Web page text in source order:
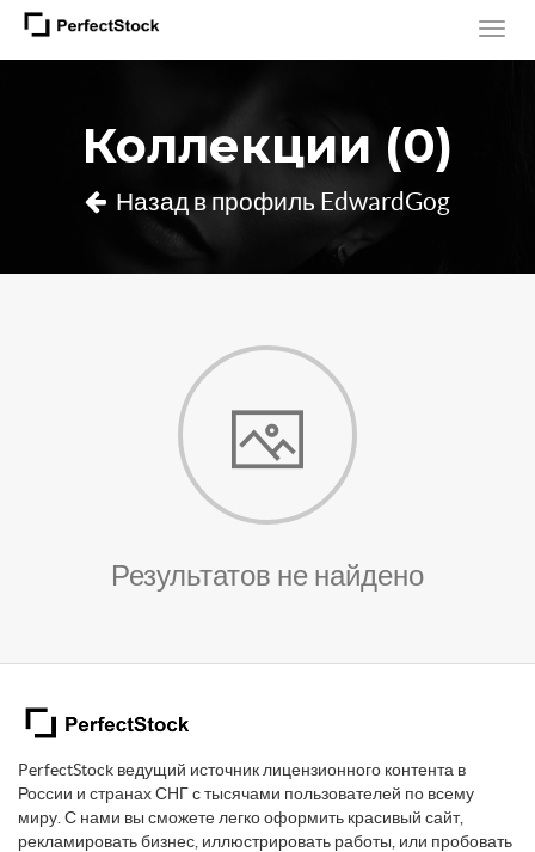
Коллекции (0)
Назад в профиль EdwardGog
Результатов не найдено
PerfectStock ведущий источник лицензионного контента в
России и странах СНГ с тысячами пользователей по всему
миру. С нами вы сможете легко оформить красивый сайт,
рекламировать бизнес, иллюстрировать работы, или пробовать